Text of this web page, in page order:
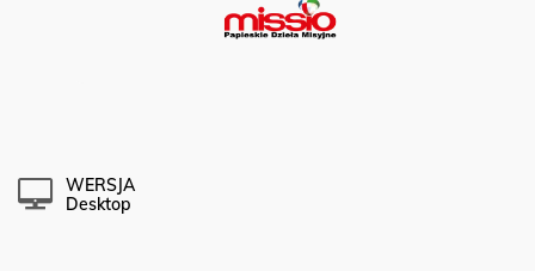
WERSJA
Desktop